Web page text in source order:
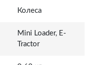
Колеса
Mini Loader, E-
Tractor